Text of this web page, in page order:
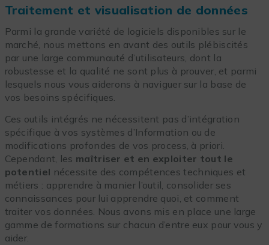
Traitement et visualisation de données
Parmi la grande variété de logiciels disponibles sur le
marché, nous mettons en avant des outils plébiscités
par une large communauté d’utilisateurs, dont la
robustesse et la qualité ne sont plus à prouver, et parmi
lesquels nous vous aiderons à naviguer sur la base de
vos besoins spécifiques.
Ces outils intégrés ne nécessitent pas d’intégration
spécifique à vos systèmes d’Information ou de
modifications profondes de vos process, à priori.
Cependant, les maîtriser et en exploiter tout le
potentiel nécessite des compétences techniques et
métiers : apprendre à manier l’outil, consolider ses
connaissances pour lui apprendre quoi, et comment
traiter vos données. Nous avons mis en place une large
gamme de formations sur chacun d’entre eux pour vous y
aider.